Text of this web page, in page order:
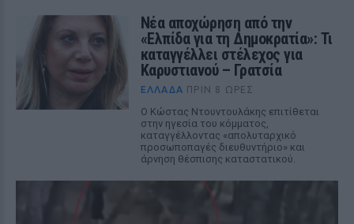
Νέα αποχώρηση από την
«Ελπίδα για τη Δημοκρατία»: Τι
καταγγέλλει στέλεχος για
Καρυστιανού – Γρατσία
ΕΛΛΆΔΑ ΠΡΙΝ 8 ΏΡΕΣ
Ο Κώστας Ντουντουλάκης επιτίθεται
στην ηγεσία του κόμματος,
καταγγέλλοντας «απολυταρχικό
προσωποπαγές διευθυντήριο» και
άρνηση θέσπισης καταστατικού.